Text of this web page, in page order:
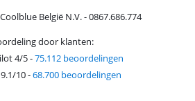
België N.V. - 0867.686.774
door klanten:
4/5-75.112 beoordelingen
10-68.700 beoordelingen